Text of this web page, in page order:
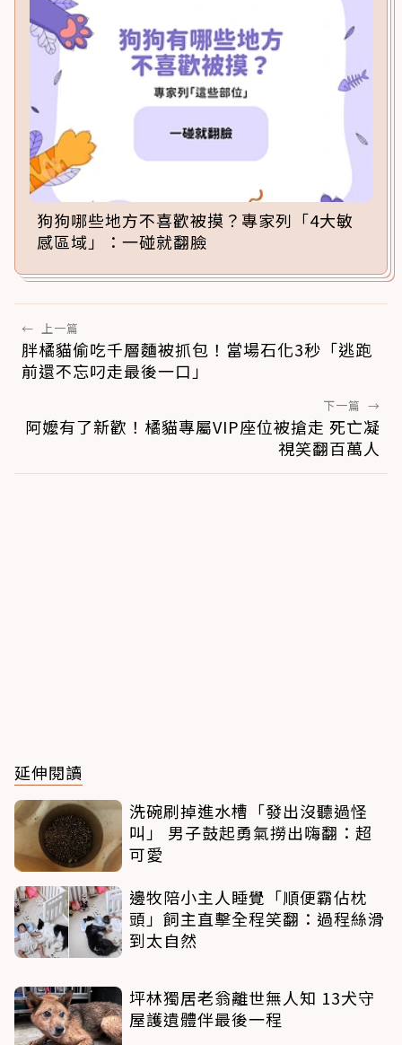
狗狗哪些地方不喜歡被摸？專家列「4大敏
感區域」：一碰就翻臉
← 上一篇
胖橘貓偷吃千層麵被抓包！當場石化3秒「逃跑
前還不忘叼走最後一口」
下一篇 →
阿嬤有了新歡！橘貓專屬VIP座位被搶走 死亡凝
視笑翻百萬人
延伸閱讀
洗碗刷掉進水槽「發出沒聽過怪
叫」 男子鼓起勇氣撈出嗨翻：超
可愛
邊牧陪小主人睡覺「順便霸佔枕
頭」飼主直擊全程笑翻：過程絲滑
到太自然
坪林獨居老翁離世無人知 13犬守
屋護遺體伴最後一程